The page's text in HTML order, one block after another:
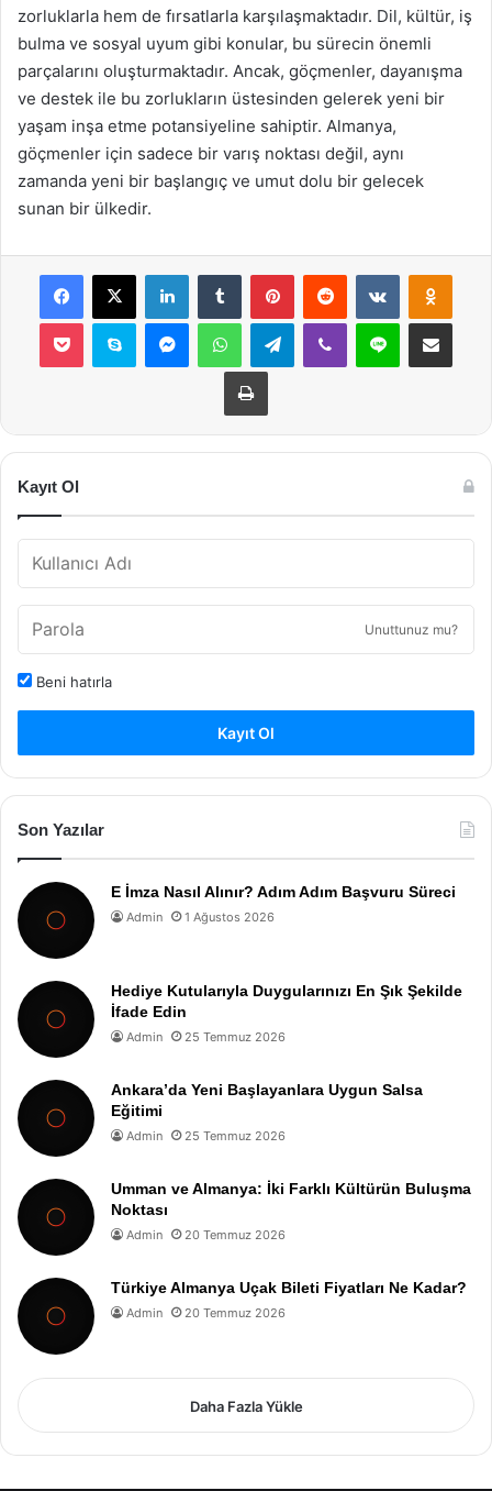
zorluklarla hem de fırsatlarla karşılaşmaktadır. Dil, kültür, iş
bulma ve sosyal uyum gibi konular, bu sürecin önemli
parçalarını oluşturmaktadır. Ancak, göçmenler, dayanışma
ve destek ile bu zorlukların üstesinden gelerek yeni bir
yaşam inşa etme potansiyeline sahiptir. Almanya,
göçmenler için sadece bir varış noktası değil, aynı
zamanda yeni bir başlangıç ve umut dolu bir gelecek
sunan bir ülkedir.
Facebook
X LinkedInTumblr PinterestReddit VKontakte
Pocket Skype MessengerWhatsAppTelegramViber Line E-Posta ile
Yazdır
Kayıt Ol
Unuttunuz mu?
Beni hatırla
Kayıt Ol
Son Yazılar
E İmza Nasıl Alınır? Adım Adım Başvuru Süreci
Admin 1 Ağustos 2026
Hediye Kutularıyla Duygularınızı En Şık Şekilde
İfade Edin
Admin 25 Temmuz 2026
Ankara’da Yeni Başlayanlara Uygun Salsa
Eğitimi
Admin 25 Temmuz 2026
Umman ve Almanya: İki Farklı Kültürün Buluşma
Noktası
Admin 20 Temmuz 2026
Türkiye Almanya Uçak Bileti Fiyatları Ne Kadar?
Admin 20 Temmuz 2026
Daha Fazla Yükle